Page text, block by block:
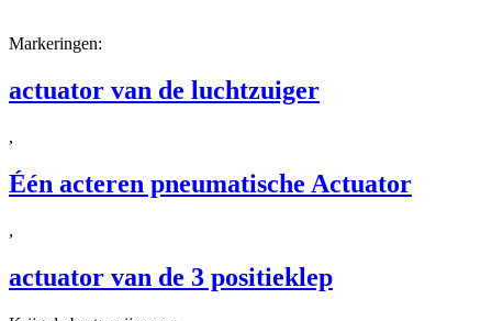
Markeringen:
actuator van de luchtzuiger
,
Één acteren pneumatische Actuator
,
actuator van de 3 positieklep